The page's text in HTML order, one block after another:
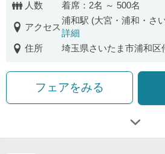
人数
着席：2名 ～ 500名
アクセス
浦和駅 (大宮・浦和・さ
詳細
住所
埼玉県さいたま市浦和区
フェアをみる